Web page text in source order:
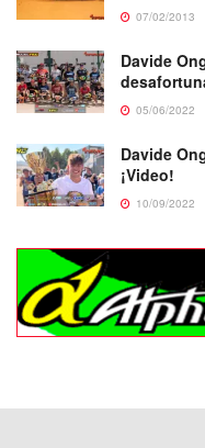
07/02/2013
Davide
05/06/2022
Davide
¡Video!
10/09/2022